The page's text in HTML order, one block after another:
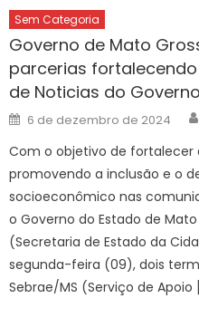
Sem Categoria
Governo de Mato
parcerias
de Noticias do
Posted
on
6 de dezembro de 2024
Com o objetivo de fortalecer
promovendo a inclusão e o
socioeconômico nas
o Governo do Estado de
(Secretaria de Estado da
segunda-feira (09), dois
Sebrae/MS (Serviço de Apoio